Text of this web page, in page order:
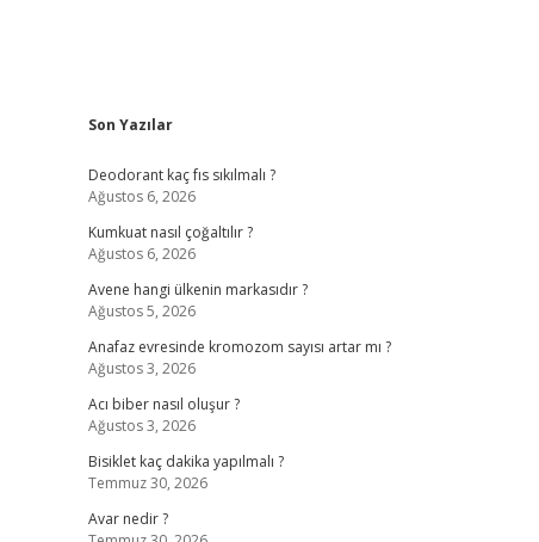
Sidebar
Son Yazılar
Deodorant kaç fıs sıkılmalı ?
Ağustos 6, 2026
Kumkuat nasıl çoğaltılır ?
Ağustos 6, 2026
Avene hangi ülkenin markasıdır ?
Ağustos 5, 2026
Anafaz evresinde kromozom sayısı artar mı ?
Ağustos 3, 2026
Acı biber nasıl oluşur ?
Ağustos 3, 2026
Bisiklet kaç dakika yapılmalı ?
Temmuz 30, 2026
Avar nedir ?